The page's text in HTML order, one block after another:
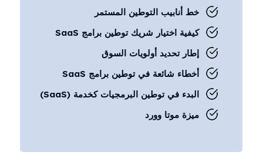
خط أنابيب التوطين المستمر
كيفية اختيار شريك توطين برامج SaaS
إطار تحديد أولويات السوق
أخطاء شائعة في توطين برامج SaaS
البدء في توطين البرمجيات كخدمة (SaaS)
ميزة موتا وورد